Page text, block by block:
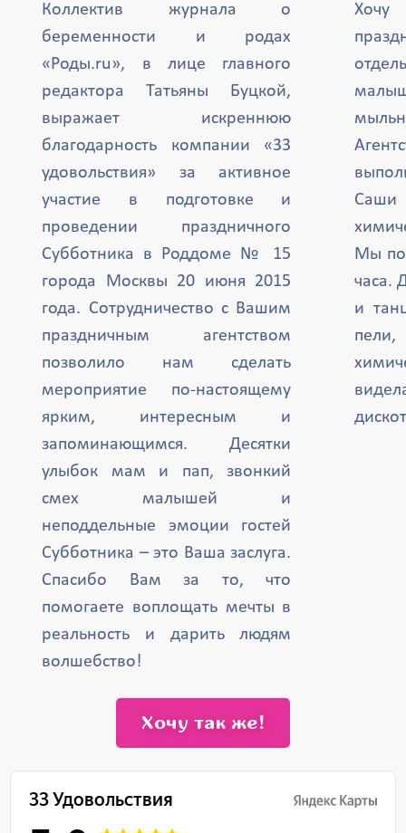
Коллектив журнала о
беременности и родах
«Роды.ru», в лице главного
редактора Татьяны Буцкой,
выражает искреннюю
благодарность компании «33
удовольствия» за активное
участие в подготовке и
проведении праздничного
Субботника в Роддоме № 15
города Москвы 20 июня 2015
года. Сотрудничество с Вашим
праздничным агентством
позволило нам сделать
мероприятие по-настоящему
ярким, интересным и
запоминающимся. Десятки
улыбок мам и пап, звонкий
смех малышей и
неподдельные эмоции гостей
Субботника – это Ваша заслуга.
Спасибо Вам за то, что
помогаете воплощать мечты в
реальность и дарить людям
волшебство!
Саши
Мы
часа.
и
Хочу так же!